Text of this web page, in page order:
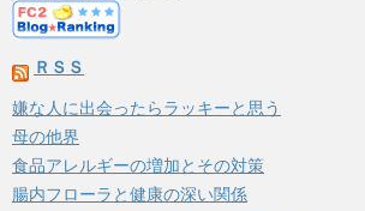
ＲＳＳ
嫌な人に出会ったらラッキーと思う
母の他界
食品アレルギーの増加とその対策
腸内フローラと健康の深い関係